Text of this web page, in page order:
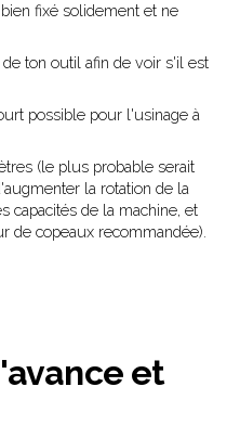
fixé solidement et ne
ton outil afin de voir s'il est
possible pour l'usinage à
(le plus probable serait
la rotation de la
capacités de la machine, et
de copeaux recommandée).
et